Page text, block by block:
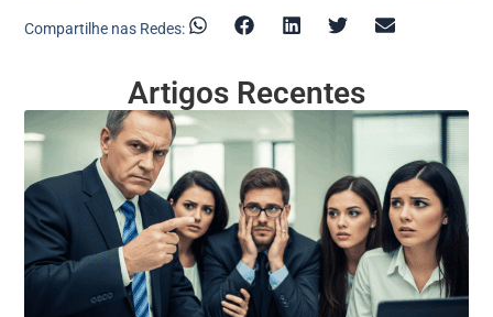
Compartilhe nas Redes:
Artigos Recentes